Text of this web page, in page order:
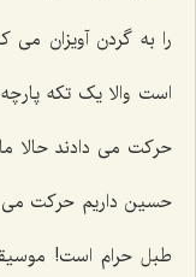
را به گردن آویزان
است والا یک تکه
حرکت می دادند حالا
حسین داریم حرکت می
طبل حرام است!